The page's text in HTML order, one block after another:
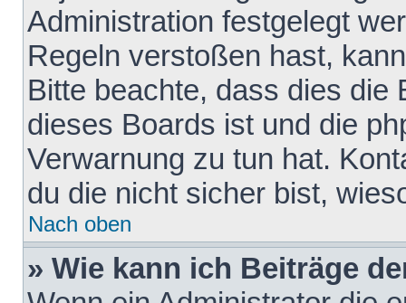
Administration festgelegt
Regeln verstoßen hast,
Bitte beachte, dass dies die
dieses Boards ist und die
Verwarnung zu tun hat.
du die nicht sicher bist,
Nach oben
» Wie kann ich Beiträge